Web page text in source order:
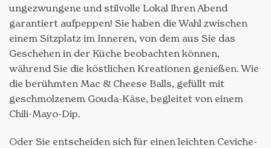
ungezwungene und stilvolle Lokal Ihren Abend
garantiert aufpeppen! Sie haben die Wahl zwischen
einem Sitzplatz im Inneren, von dem aus Sie das
Geschehen in der Küche beobachten können,
während Sie die köstlichen Kreationen genießen. Wie
die berühmten Mac & Cheese Balls, gefüllt mit
geschmolzenem Gouda-Käse, begleitet von einem
Chili-Mayo-Dip.
Oder Sie entscheiden sich für einen leichten Ceviche-